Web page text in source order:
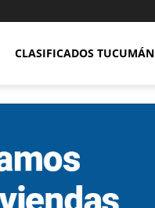
CLASIFICADOS TUCUMÁN